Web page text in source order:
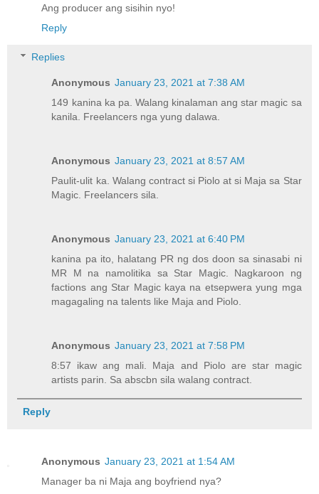
Ang producer ang sisihin nyo!
Reply
Replies
Anonymous January 23, 2021 at 7:38 AM
149 kanina ka pa. Walang kinalaman ang star magic sa
kanila. Freelancers nga yung dalawa.
Anonymous January 23, 2021 at 8:57 AM
Paulit-ulit ka. Walang contract si Piolo at si Maja sa Star
Magic. Freelancers sila.
Anonymous January 23, 2021 at 6:40 PM
kanina pa ito, halatang PR ng dos doon sa sinasabi ni
MR M na namolitika sa Star Magic. Nagkaroon ng
factions ang Star Magic kaya na etsepwera yung mga
magagaling na talents like Maja and Piolo.
Anonymous January 23, 2021 at 7:58 PM
8:57 ikaw ang mali. Maja and Piolo are star magic
artists parin. Sa abscbn sila walang contract.
Reply
Anonymous January 23, 2021 at 1:54 AM
Manager ba ni Maja ang boyfriend nya?